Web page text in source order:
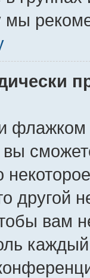
мы
флажком
вы
другой
вам